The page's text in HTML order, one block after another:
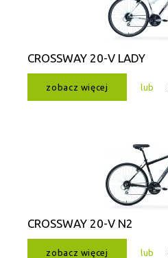
CROSSWAY 20-V LADY
zobacz więcej lub
CROSSWAY 20-V N2
zobacz więcej lub